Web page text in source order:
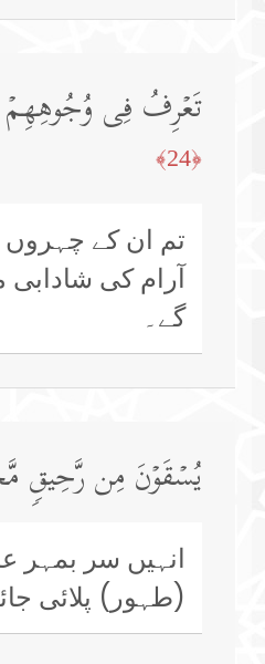
تَعۡرِفُ فِی وُجُوهِهِمۡ
﴿24﴾
تم ان کے
آرام کی
گے۔
یُسۡقَوۡنَ مِن رَّحِیقࣲ
انہیں سر بمہر
(طہور) پلائی